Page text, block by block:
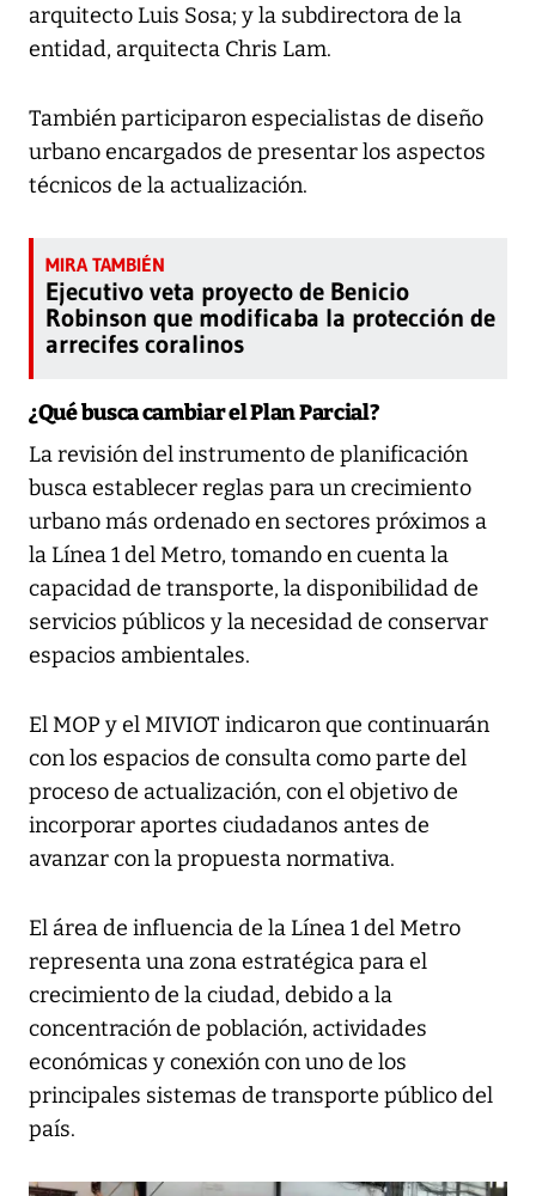
arquitecto Luis Sosa; y la subdirectora de la
entidad, arquitecta Chris Lam.
También participaron especialistas de diseño
urbano encargados de presentar los aspectos
técnicos de la actualización.
Ejecutivo veta proyecto de Benicio
Robinson que modificaba la protección de
arrecifes coralinos
¿Qué busca cambiar el Plan Parcial?
La revisión del instrumento de planificación
busca establecer reglas para un crecimiento
urbano más ordenado en sectores próximos a
la Línea 1 del Metro, tomando en cuenta la
capacidad de transporte, la disponibilidad de
servicios públicos y la necesidad de conservar
espacios ambientales.
El MOP y el MIVIOT indicaron que continuarán
con los espacios de consulta como parte del
proceso de actualización, con el objetivo de
incorporar aportes ciudadanos antes de
avanzar con la propuesta normativa.
El área de influencia de la Línea 1 del Metro
representa una zona estratégica para el
crecimiento de la ciudad, debido a la
concentración de población, actividades
económicas y conexión con uno de los
principales sistemas de transporte público del
país.